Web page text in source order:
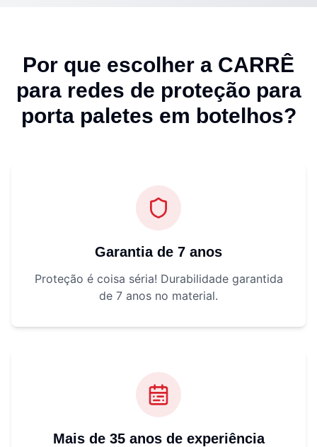
Por que escolher a CARRÊ
para redes de proteção para
porta paletes em botelhos?
Garantia de 7 anos
Proteção é coisa séria! Durabilidade garantida
de 7 anos no material.
Mais de 35 anos de experiência